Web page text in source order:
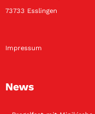
73733 Esslingen
Impressum
News